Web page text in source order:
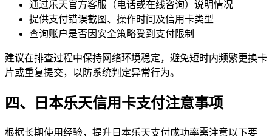
通过乐天官方客服（电话或在线咨询）说明情况
提供支付错误截图、操作时间及信用卡类型
查询账户是否因安全策略受到支付限制
建议在排查过程中保持网络环境稳定，避免短时内频繁更换卡
片或重复提交，以防系统判定异常行为。
四、日本乐天信用卡支付注意事项
根据长期使用经验，提升日本乐天支付成功率需注意以下要